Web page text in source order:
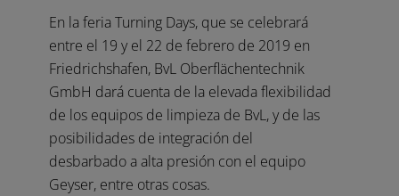
En la feria Turning Days, que se celebrará
entre el 19 y el 22 de febrero de 2019 en
Friedrichshafen, BvL Oberflächentechnik
GmbH dará cuenta de la elevada flexibilidad
de los equipos de limpieza de BvL, y de las
posibilidades de integración del
desbarbado a alta presión con el equipo
Geyser, entre otras cosas.